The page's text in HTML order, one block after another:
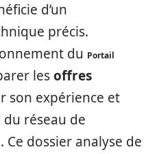
d’un
précis.
du Portail
lesoffres
son expérience et
réseau de
dossier analyse de